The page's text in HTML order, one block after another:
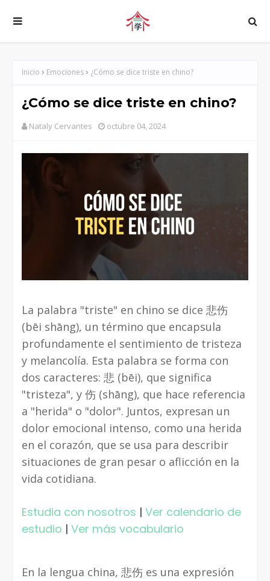
Inicio Emociones ¿Cómo se dice triste en chino?
¿Cómo se dice triste en chino?
Nataly Cervantes octubre 04, 2024
La palabra "triste" en chino se dice 悲伤
(bēi shāng), un término que encapsula
profundamente el sentimiento de tristeza
y melancolía. Esta palabra se forma con
dos caracteres: 悲 (bēi), que significa
"tristeza", y 伤 (shāng), que hace referencia
a "herida" o "dolor". Juntos, expresan un
dolor emocional intenso, como una herida
en el corazón, que se usa para describir
situaciones de gran pesar o aflicción en la
vida cotidiana.
Estudia con nosotros | Ver calendario de
estudio | Ver más vocabulario
En la lengua china, 悲伤 es una expresión